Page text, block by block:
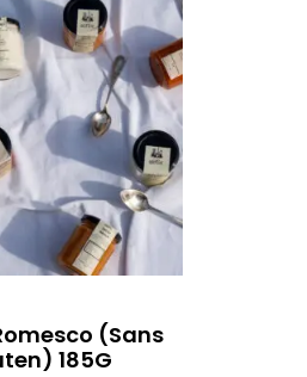
(sans
185G